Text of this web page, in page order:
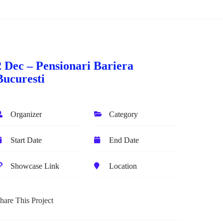
Dec – Pensionari Bariera
Organizer Category
Start Date End Date
Showcase Link Location
This Project